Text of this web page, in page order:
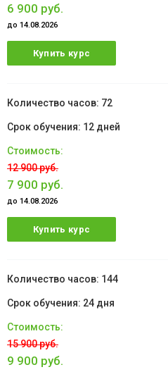
6 900 руб.
до 14.08.2026
Купить курс
72
12 дней
12 900 руб.
7 900 руб.
до 14.08.2026
Купить курс
144
24 дня
15 900 руб.
9 900 руб.